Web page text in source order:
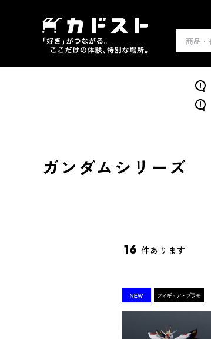
ガンダムシリーズ
16 件あります